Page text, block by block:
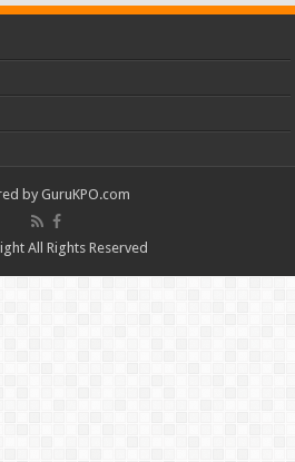
by GuruKPO.com
All Rights Reserved